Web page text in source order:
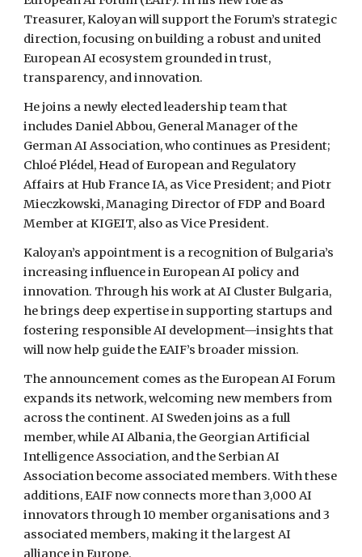
Treasurer, Kaloyan will support the Forum’s strategic
direction, focusing on building a robust and united
European AI ecosystem grounded in trust,
transparency, and innovation.
He joins a newly elected leadership team that
includes Daniel Abbou, General Manager of the
German AI Association, who continues as President;
Chloé Plédel, Head of European and Regulatory
Affairs at Hub France IA, as Vice President; and Piotr
Mieczkowski, Managing Director of FDP and Board
Member at KIGEIT, also as Vice President.
Kaloyan’s appointment is a recognition of Bulgaria’s
increasing influence in European AI policy and
innovation. Through his work at AI Cluster Bulgaria,
he brings deep expertise in supporting startups and
fostering responsible AI development—insights that
will now help guide the EAIF’s broader mission.
The announcement comes as the European AI Forum
expands its network, welcoming new members from
across the continent. AI Sweden joins as a full
member, while AI Albania, the Georgian Artificial
Intelligence Association, and the Serbian AI
Association become associated members. With these
additions, EAIF now connects more than 3,000 AI
innovators through 10 member organisations and 3
associated members, making it the largest AI
alliance in Europe.